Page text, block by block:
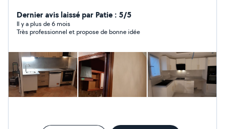
menuiserie,etc.. tous types de travaux. J'aime mon
métier, j'ai plus de 15 ans d'expériences dans ce
domaine, je suis doué et responsable avec ce que je
Prix raisonnable, déplacement
Dernier avis laissé par Patie : 5/5
Il y a plus de 6 mois
Très professionnel et propose de bonne idée